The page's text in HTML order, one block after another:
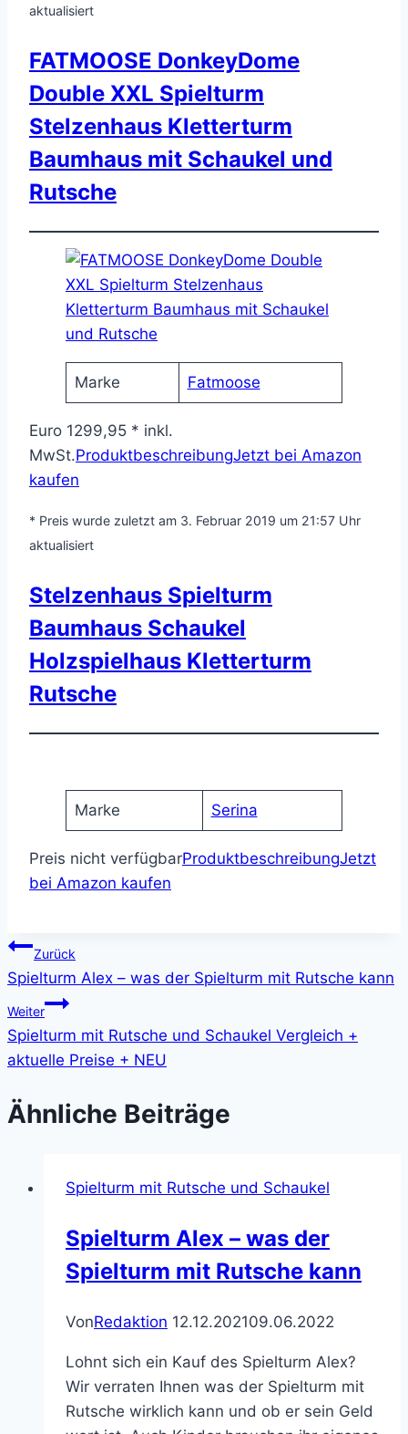
aktualisiert
FATMOOSE DonkeyDome
Double XXL Spielturm
Stelzenhaus Kletterturm
Baumhaus mit Schaukel und
Rutsche
Marke Fatmoose
Euro 1299,95 * inkl.
MwSt.ProduktbeschreibungJetzt bei Amazon
kaufen
* Preis wurde zuletzt am 3. Februar 2019 um 21:57 Uhr
aktualisiert
Stelzenhaus Spielturm
Baumhaus Schaukel
Holzspielhaus Kletterturm
Rutsche
Marke Serina
Preis nicht verfügbarProduktbeschreibungJetzt
bei Amazon kaufen
Beitragsnavigation
Zurück
Spielturm Alex – was der Spielturm mit Rutsche kann
Weiter
Spielturm mit Rutsche und Schaukel Vergleich +
aktuelle Preise + NEU
Ähnliche Beiträge
Spielturm mit Rutsche und Schaukel
Spielturm Alex – was der
Spielturm mit Rutsche kann
VonRedaktion 12.12.202109.06.2022
Lohnt sich ein Kauf des Spielturm Alex?
Wir verraten Ihnen was der Spielturm mit
Rutsche wirklich kann und ob er sein Geld